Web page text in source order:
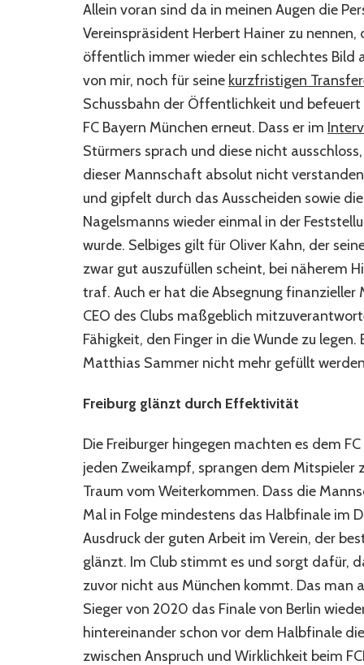
Allein voran sind da in meinen Augen die
Vereinspräsident Herbert Hainer zu
öffentlich immer wieder ein schlechtes Bild
von mir, noch für seine kurzfristigen
Schussbahn der Öffentlichkeit und
FC Bayern München erneut. Dass er im
Stürmers sprach und diese nicht
dieser Mannschaft absolut nicht
und gipfelt durch das Ausscheiden sowie
Nagelsmanns wieder einmal in der
wurde. Selbiges gilt für Oliver Kahn, der
zwar gut auszufüllen scheint, bei näherem
traf. Auch er hat die Absegnung
CEO des Clubs maßgeblich
Fähigkeit, den Finger in die Wunde zu
Matthias Sammer nicht mehr gefüllt
Freiburg glänzt durch Effektivität
Die Freiburger hingegen machten es dem
jeden Zweikampf, sprangen dem
Traum vom Weiterkommen. Dass die
Mal in Folge mindestens das Halbfinale im
Ausdruck der guten Arbeit im Verein, der
glänzt. Im Club stimmt es und sorgt dafür,
zuvor nicht aus München kommt. Das man
Sieger von 2020 das Finale von Berlin
hintereinander schon vor dem Halbfinale
zwischen Anspruch und Wirklichkeit beim